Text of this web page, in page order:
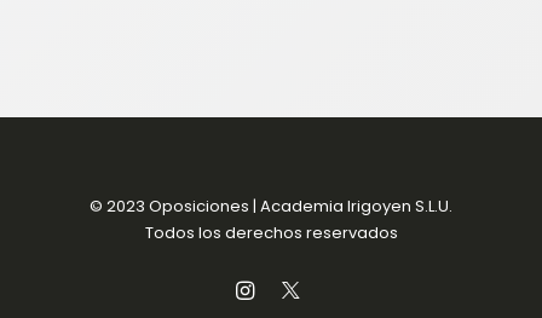
© 2023 Oposiciones | Academia Irigoyen S.L.U.
Todos los derechos reservados